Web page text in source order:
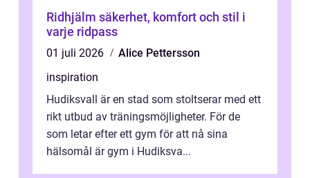
Ridhjälm säkerhet, komfort och stil i
varje ridpass
01 juli 2026
Alice Pettersson
inspiration
Hudiksvall är en stad som stoltserar med ett
rikt utbud av träningsmöjligheter. För de
som letar efter ett gym för att nå sina
hälsomål är gym i Hudiksva...